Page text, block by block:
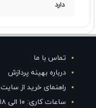
دارد
تماس با ما
درباره بهینه پردازش
راهنمای خرید از سایت
ساعات کاری: ۱۰ الی ۱۸